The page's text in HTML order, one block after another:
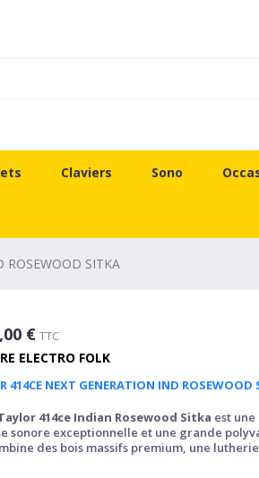
Claviers Sono
ROSEWOOD SITKA
€ TTC
ELECTRO FOLK
414CE NEXT GENERATION IND ROSEWOOD
414ce Indian Rosewood Sitka est
sonore exceptionnelle et une grande
des bois massifs premium, une